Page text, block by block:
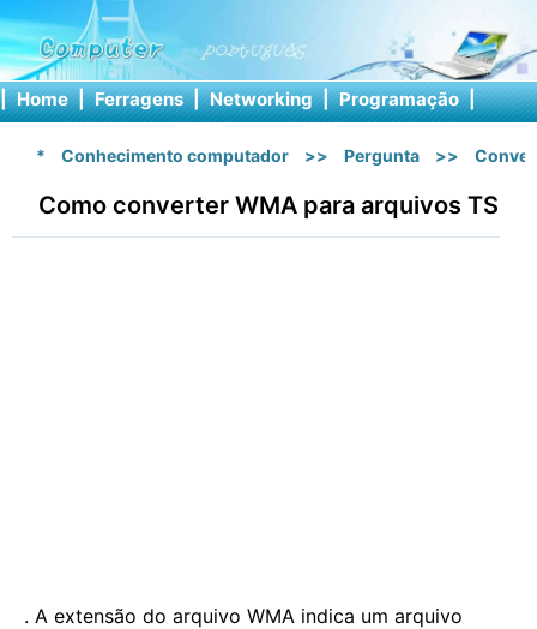
| Home | Ferragens | Networking | Programação |
* Conhecimento computador >> Pergunta >>
Como converter WMA para arquivos TS
. A extensão do arquivo WMA indica um arquivo